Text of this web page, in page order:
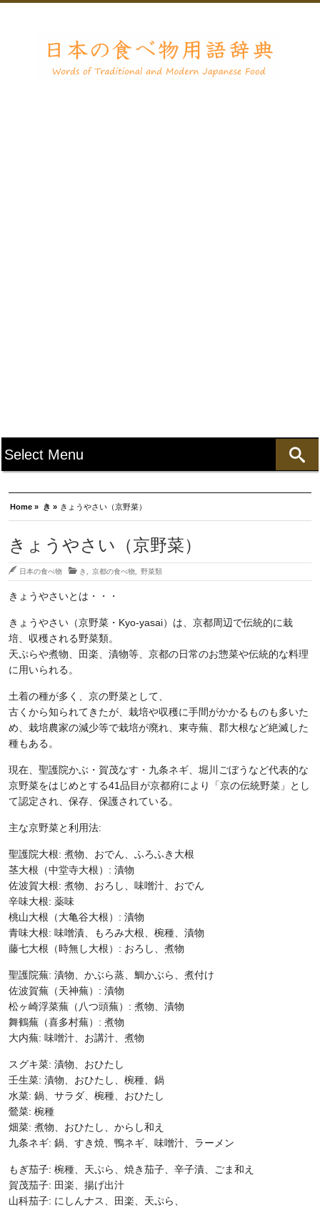
Home » き » きょうやさい（京野菜）
きょうやさい（京野菜）
日本の食べ物 き 京都の食べ物 野菜類
きょうやさいとは・・・
きょうやさい（京野菜・Kyo-yasai）は、京都周辺で伝統的に栽
培、収穫される野菜類。
天ぷらや煮物、田楽、漬物等、京都の日常のお惣菜や伝統的な料理
に用いられる。
土着の種が多く、京の野菜として、
古くから知られてきたが、栽培や収穫に手間がかかるものも多いた
め、栽培農家の減少等で栽培が廃れ、東寺蕪、郡大根など絶滅した
種もある。
現在、聖護院かぶ・賀茂なす・九条ネギ、堀川ごぼうなど代表的な
京野菜をはじめとする41品目が京都府により「京の伝統野菜」とし
て認定され、保存、保護されている。
主な京野菜と利用法:
聖護院大根: 煮物、おでん、ふろふき大根
茎大根（中堂寺大根）: 漬物
佐波賀大根: 煮物、おろし、味噌汁、おでん
辛味大根: 薬味
桃山大根（大亀谷大根）: 漬物
青味大根: 味噌漬、もろみ大根、椀種、漬物
藤七大根（時無し大根）: おろし、煮物
聖護院蕪: 漬物、かぶら蒸、鯛かぶら、煮付け
佐波賀蕪（天神蕪）: 漬物
松ヶ崎浮菜蕪（八つ頭蕪）: 煮物、漬物
舞鶴蕪（喜多村蕪）: 煮物
大内蕪: 味噌汁、お講汁、煮物
スグキ菜: 漬物、おひたし
壬生菜: 漬物、おひたし、椀種、鍋
水菜: 鍋、サラダ、椀種、おひたし
鶯菜: 椀種
畑菜: 煮物、おひたし、からし和え
九条ネギ: 鍋、すき焼、鴨ネギ、味噌汁、ラーメン
もぎ茄子: 椀種、天ぷら、焼き茄子、辛子漬、ごま和え
賀茂茄子: 田楽、揚げ出汁
山科茄子: にしんナス、田楽、天ぷら、